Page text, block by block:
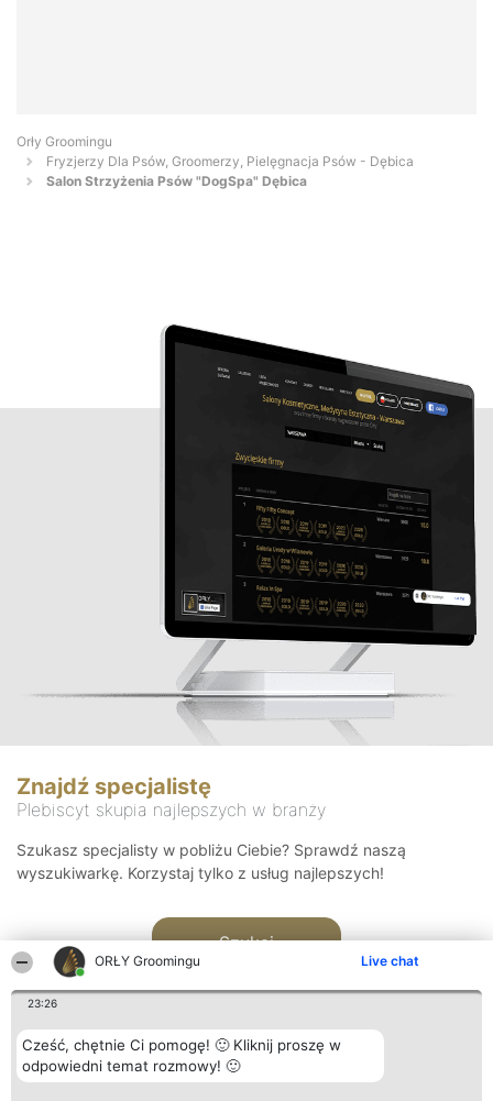
ORŁY Groomingu Live chat
23:26
Cześć, chętnie Ci pomogę! 🙂 Kliknij proszę w
odpowiedni temat rozmowy! 🙂
Orły Groomingu
Fryzjerzy Dla Psów, Groomerzy, Pielęgnacja Psów - Dębica
Salon Strzyżenia Psów "DogSpa" Dębica
Znajdź specjalistę
Plebiscyt skupia najlepszych w branży
Szukasz specjalisty w pobliżu Ciebie? Sprawdź naszą
wyszukiwarkę. Korzystaj tylko z usług najlepszych!
Szukaj